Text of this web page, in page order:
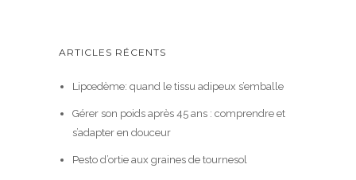
ARTICLES RÉCENTS
Lipœdème: quand le tissu adipeux s’emballe
Gérer son poids après 45 ans : comprendre et
s’adapter en douceur
Pesto d’ortie aux graines de tournesol